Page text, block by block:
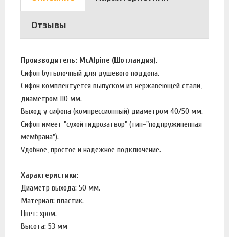
Отзывы
Производитель: McAlpine (Шотландия).
Сифон бутылочный для душевого поддона.
Сифон комплектуется выпуском из нержавеющей стали,
диаметром 110 мм.
Выход у сифона (компрессионный) диаметром 40/50 мм.
Сифон имеет "сухой гидрозатвор" (тип-"подпружиненная
мембрана").
Удобное, простое и надежное подключение.
Характеристики:
Диаметр выхода: 50 мм.
Материал: пластик.
Цвет: хром.
Высота: 53 мм